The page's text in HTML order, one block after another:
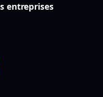
entreprises